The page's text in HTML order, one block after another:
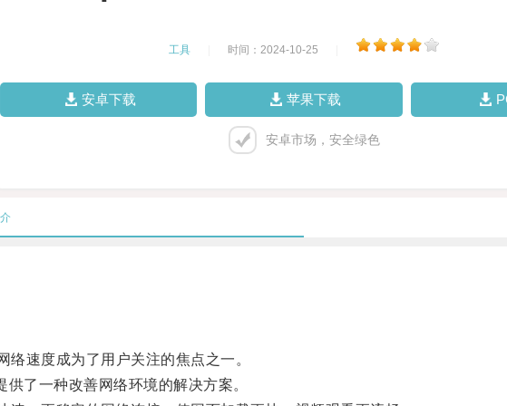
工具 时间：2024-10-25
安卓下载 苹果下载
安卓市场，安全绿色
速度成为了用户关注的焦点之一。
了一种改善网络环境的解决方案。